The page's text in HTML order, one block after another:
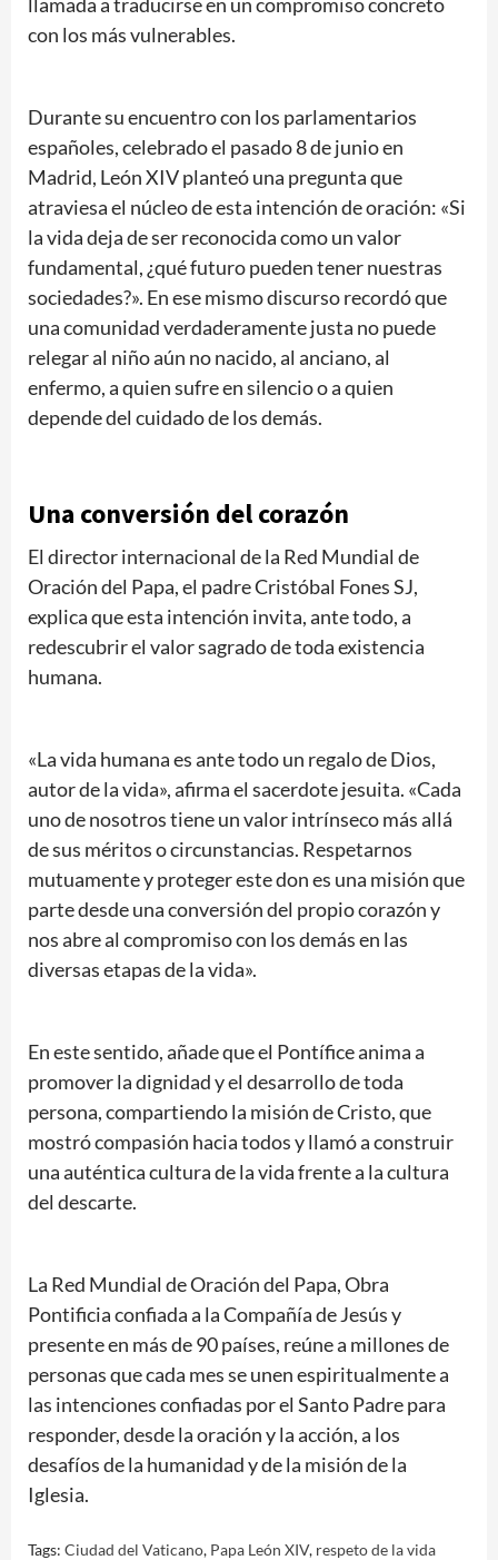
con los más vulnerables.
Durante su encuentro con los parlamentarios
españoles, celebrado el pasado 8 de junio en
Madrid, León XIV planteó una pregunta que
atraviesa el núcleo de esta intención de oración: «Si
la vida deja de ser reconocida como un valor
fundamental, ¿qué futuro pueden tener nuestras
sociedades?». En ese mismo discurso recordó que
una comunidad verdaderamente justa no puede
relegar al niño aún no nacido, al anciano, al
enfermo, a quien sufre en silencio o a quien
depende del cuidado de los demás.
Una conversión del corazón
El director internacional de la Red Mundial de
Oración del Papa, el padre Cristóbal Fones SJ,
explica que esta intención invita, ante todo, a
redescubrir el valor sagrado de toda existencia
humana.
«La vida humana es ante todo un regalo de Dios,
autor de la vida», afirma el sacerdote jesuita. «Cada
uno de nosotros tiene un valor intrínseco más allá
de sus méritos o circunstancias. Respetarnos
mutuamente y proteger este don es una misión que
parte desde una conversión del propio corazón y
nos abre al compromiso con los demás en las
diversas etapas de la vida».
En este sentido, añade que el Pontífice anima a
promover la dignidad y el desarrollo de toda
persona, compartiendo la misión de Cristo, que
mostró compasión hacia todos y llamó a construir
una auténtica cultura de la vida frente a la cultura
del descarte.
La Red Mundial de Oración del Papa, Obra
Pontificia confiada a la Compañía de Jesús y
presente en más de 90 países, reúne a millones de
personas que cada mes se unen espiritualmente a
las intenciones confiadas por el Santo Padre para
responder, desde la oración y la acción, a los
desafíos de la humanidad y de la misión de la
Iglesia.
Tags: Ciudad del Vaticano, Papa León XIV, respeto de la vida